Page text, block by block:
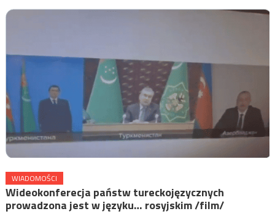
WIADOMOŚCI
Wideokonferecja państw tureckojęzycznych
prowadzona jest w języku… rosyjskim /film/